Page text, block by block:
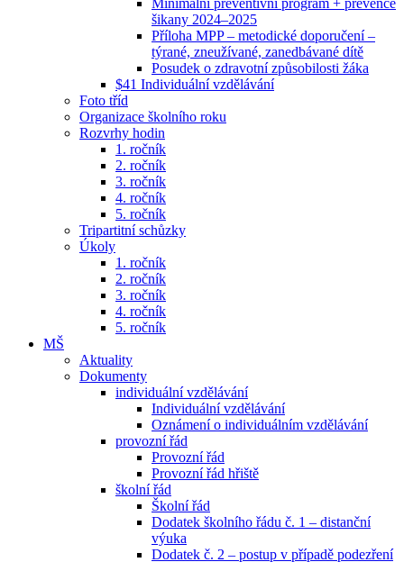
Minimální preventivní program + prevence
šikany 2024–2025
Příloha MPP – metodické doporučení –
týrané, zneužívané, zanedbávané dítě
Posudek o zdravotní způsobilosti žáka
$41 Individuální vzdělávání
Foto tříd
Organizace školního roku
Rozvrhy hodin
1. ročník
2. ročník
3. ročník
4. ročník
5. ročník
Tripartitní schůzky
Úkoly
1. ročník
2. ročník
3. ročník
4. ročník
5. ročník
MŠ
Aktuality
Dokumenty
individuální vzdělávání
Individuální vzdělávání
Oznámení o individuálním vzdělávání
provozní řád
Provozní řád
Provozní řád hřiště
školní řád
Školní řád
Dodatek školního řádu č. 1 – distanční
výuka
Dodatek č. 2 – postup v případě podezření